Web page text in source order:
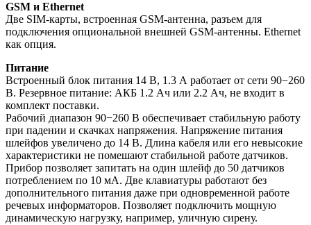
GSM и Ethernet
Две SIM-карты, встроенная GSM-антенна, разъем для
подключения опциональной внешней GSM-антенны. Ethernet
как опция.
Питание
Встроенный блок питания 14 В, 1.3 А работает от сети 90−260
В. Резервное питание: АКБ 1.2 Ач или 2.2 Ач, не входит в
комплект поставки.
Рабочий диапазон 90−260 В обеспечивает стабильную работу
при падении и скачках напряжения. Напряжение питания
шлейфов увеличено до 14 В. Длина кабеля или его невысокие
характеристики не помешают стабильной работе датчиков.
Прибор позволяет запитать на один шлейф до 50 датчиков
потреблением по 10 мА. Две клавиатуры работают без
дополнительного питания даже при одновременной работе
речевых информаторов. Позволяет подключить мощную
динамическую нагрузку, например, уличную сирену.